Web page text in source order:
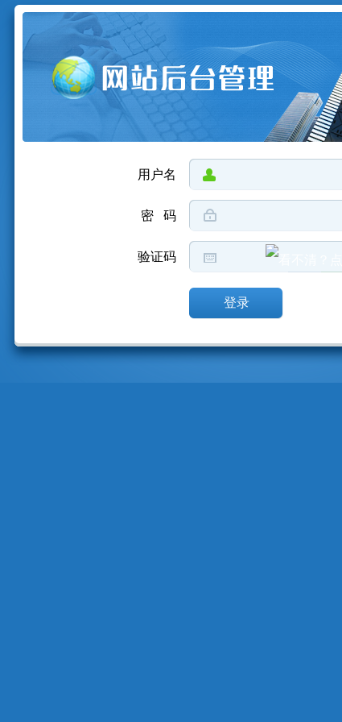
用户名
密 码
验证码
登录